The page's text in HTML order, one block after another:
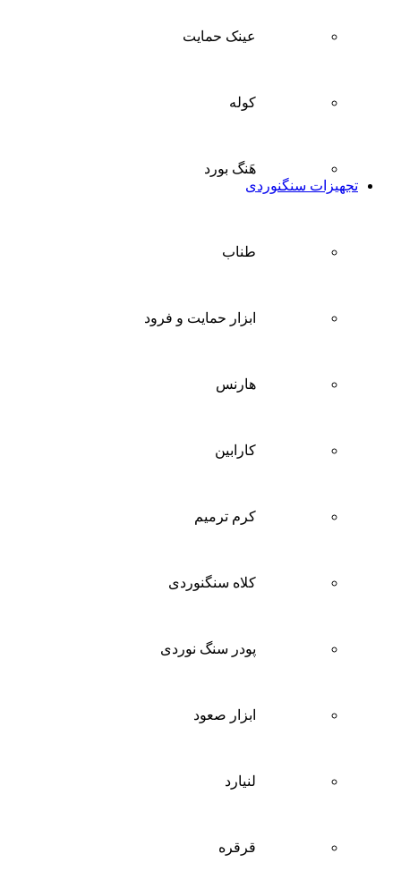
عینک حمایت
کوله
هَنگ بورد
تجهیزات سنگنوردی
طناب
ابزار حمایت و فرود
هارنس
کارابین
کرم ترمیم
کلاه سنگنوردی
پودر سنگ نوردی
ابزار صعود
لنیارد
قرقره